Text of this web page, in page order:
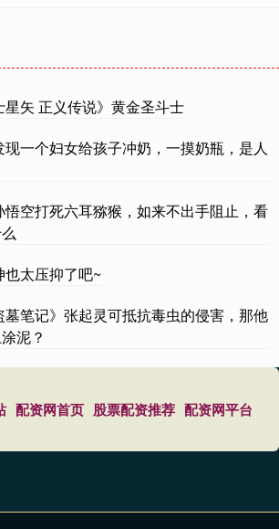
矢 正义传说》黄金圣斗士
一个妇女给孩子冲奶，一摸奶瓶，是人
悟空打死六耳猕猴，如来不出手阻止，看
也太压抑了吧~
笔记》张起灵可抵抗毒虫的侵害，那他
泥？
配资网首页 股票配资推荐 配资网平台